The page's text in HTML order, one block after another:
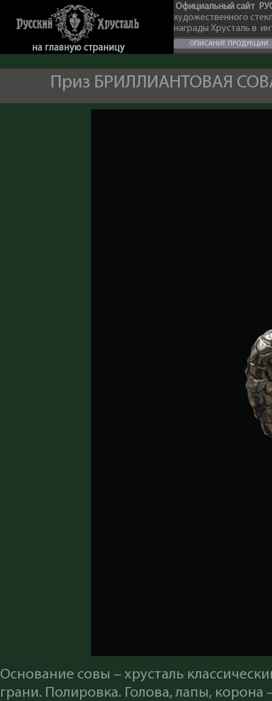
Официальный сайт
художественного
награды Хрусталь в
ОПИСАНИЕ ПРОДУКЦИИ
Приз БРИЛЛИАНТОВАЯ
Основание совы – хрусталь
грани. Полировка. Голова, лапы,